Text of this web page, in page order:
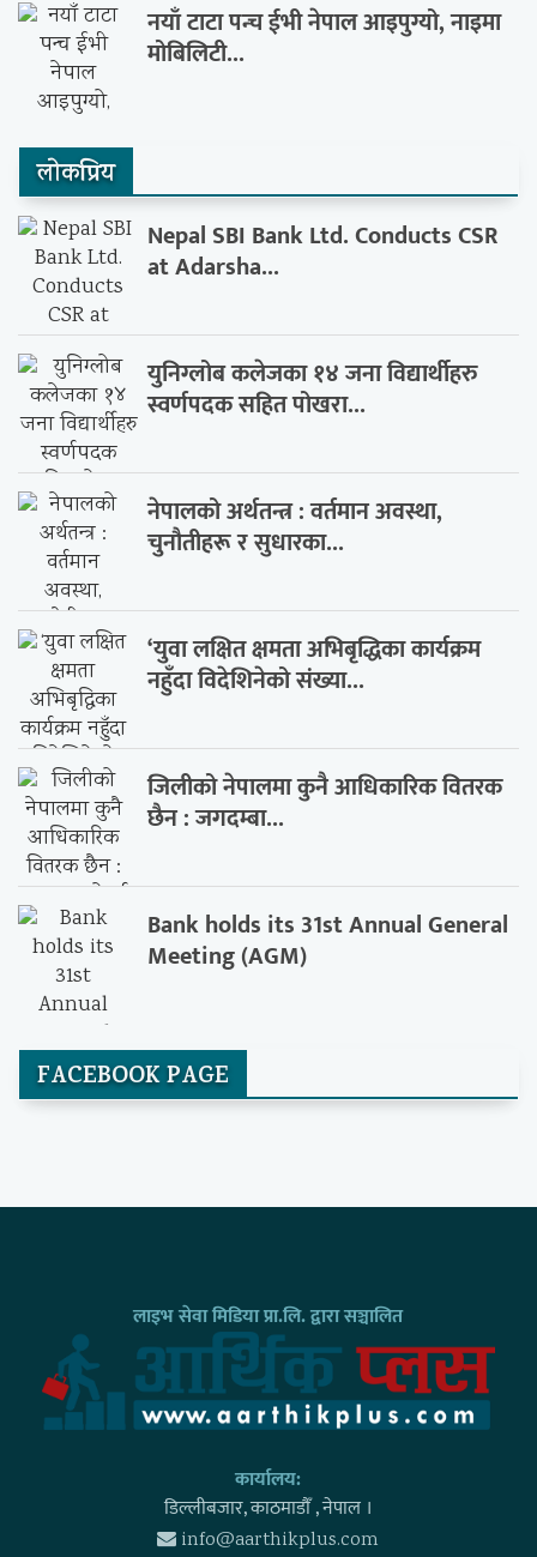
नयाँ टाटा पन्च ईभी नेपाल आइपुग्यो, नाइमा
मोबिलिटी...
लाेकप्रिय
Nepal SBI Bank Ltd. Conducts CSR
at Adarsha...
युनिग्लोब कलेजका १४ जना विद्यार्थीहरु
स्वर्णपदक सहित पोखरा...
नेपालको अर्थतन्त्र : वर्तमान अवस्था,
चुनौतीहरू र सुधारका...
‘युवा लक्षित क्षमता अभिबृद्धिका कार्यक्रम
नहुँदा विदेशिनेको संख्या...
जिलीको नेपालमा कुनै आधिकारिक वितरक
छैन : जगदम्बा...
Bank holds its 31st Annual General
Meeting (AGM)
FACEBOOK PAGE
लाइभ सेवा मिडिया प्रा.लि. द्वारा सञ्चालित
कार्यालय:
डिल्लीबजार, काठमाडाैँ , नेपाल ।
info@aarthikplus.com